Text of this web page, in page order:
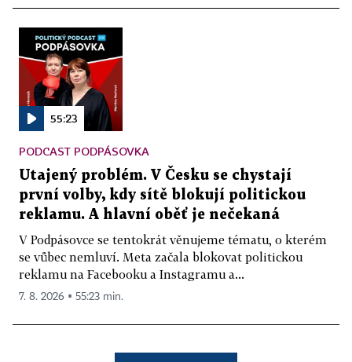
55:23
PODCAST PODPÁSOVKA
Utajený problém. V Česku se chystají
první volby, kdy sítě blokují politickou
reklamu. A hlavní oběť je nečekaná
V Podpásovce se tentokrát věnujeme tématu, o kterém
se vůbec nemluví. Meta začala blokovat politickou
reklamu na Facebooku a Instagramu a...
7. 8. 2026 ▪ 55:23 min.